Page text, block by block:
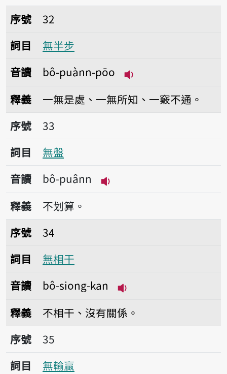
序號32無半步
序號
32
詞目
無半步
音讀
bô-puànn-pōo
釋義
一無是處、一無所知、一竅不通。
序號33無盤
序號
33
詞目
無盤
音讀
bô-puânn
播放音讀bô-puânn
釋義
不划算。
序號34無相干
序號
34
詞目
無相干
音讀
bô-siong-kan
釋義
不相干、沒有關係。
序號35無輸贏
序號
35
詞目
無輸贏